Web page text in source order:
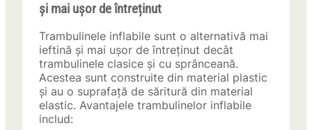
și mai ușor de întreținut
Trambulinele inflabile sunt o alternativă mai
ieftină și mai ușor de întreținut decât
trambulinele clasice și cu sprânceană.
Acestea sunt construite din material plastic
și au o suprafață de săritură din material
elastic. Avantajele trambulinelor inflabile
includ: